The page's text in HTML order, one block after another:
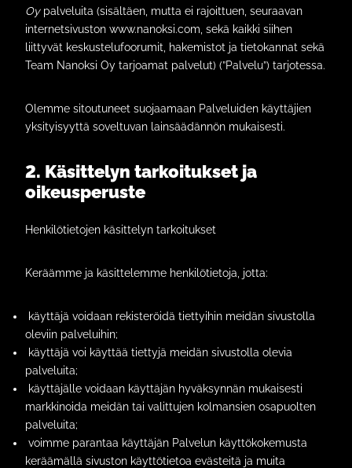
Oypalveluita (sisältäen, mutta ei rajoittuen, seuraavan
internetsivuston www.nanoksi.com, sekä kaikki siihen
liittyvät keskustelufoorumit, hakemistot ja tietokannat sekä
Team Nanoksi Oy tarjoamat palvelut) (”Palvelu”) tarjotessa.
Olemme sitoutuneet suojaamaan Palveluiden käyttäjien
yksityisyyttä soveltuvan lainsäädännön mukaisesti.
2. Käsittelyn tarkoitukset ja
oikeusperuste
Henkilötietojen käsittelyn tarkoitukset
Keräämme ja käsittelemme henkilötietoja, jotta:
käyttäjä voidaan rekisteröidä tiettyihin meidän sivustolla
oleviin palveluihin;
käyttäjä voi käyttää tiettyjä meidän sivustolla olevia
palveluita;
käyttäjälle voidaan käyttäjän hyväksynnän mukaisesti
markkinoida meidän tai valittujen kolmansien osapuolten
palveluita;
voimme parantaa käyttäjän Palvelun käyttökokemusta
keräämällä sivuston käyttötietoa evästeitä ja muita